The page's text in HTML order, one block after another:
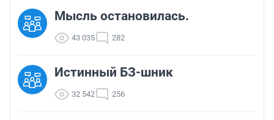
Мысль остановилась.
43 035 282
Истинный БЗ-шник
32 542 256